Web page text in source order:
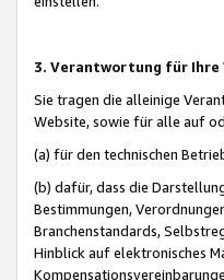
3. Verantwortung für Ihre
Sie tragen die alleinige
Website, sowie für alle auf
(a) für den technischen
(b) dafür, dass die
Bestimmungen,
Branchenstandards,
Hinblick auf elektronisches